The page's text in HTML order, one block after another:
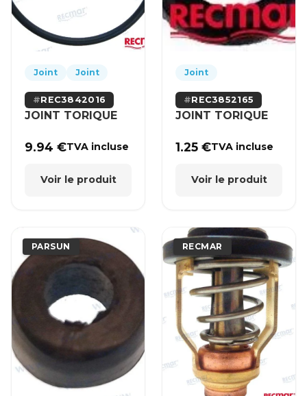
Joint Joint
REC3842016
JOINT TORIQUE
9.94€TVA incluse
Voir le produit
Joint
REC3852165
JOINT TORIQUE
1.25€TVA incluse
Voir le produit
PARSUN RECMAR